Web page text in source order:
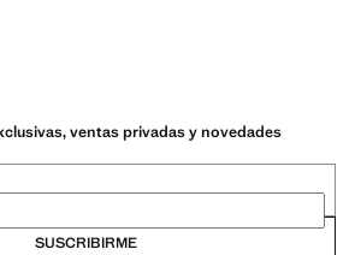
ventas privadas y novedades
SUSCRIBIRME